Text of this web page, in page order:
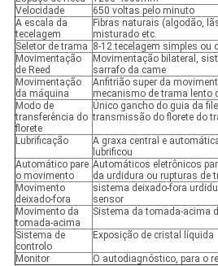
Velocidade
650 voltas pelo minuto
A escala da
tecelagem
Fibras naturais (algodão,
misturado etc.
Seletor de trama 8-12 tecelagem simples ou
Movimentação
de Reed
Movimentação bilateral,
sarrafo da came
Movimentação
da máquina
Anfitrião super da
mecanismo de trama lento
Modo de
transferência do
florete
Único gancho do guia da
transmissão do florete do
Lubrificação
A graxa central e
lubrificou
Automático pare
o movimento
Automáticos eletrônicos
da urdidura ou rupturas de
Movimento
deixado-fora
sistema deixado-fora
sensor
Movimento da
tomada-acima
Sistema da tomada-acima
Sistema de
controlo
Exposição de cristal líquida
Monitor O autodiagnóstico, para o